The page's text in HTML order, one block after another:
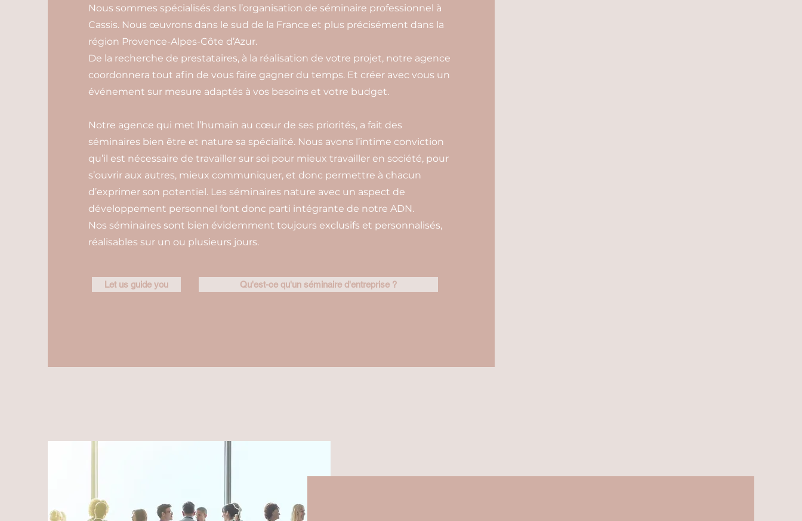
Nous sommes spécialisés dans l’organisation de séminaire professionnel à
Cassis. Nous œuvrons dans le sud de la France et plus précisément dans la
région Provence-Alpes-Côte d’Azur.
De la recherche de prestataires, à la réalisation de votre projet, notre agence
coordonnera tout afin de vous faire gagner du temps. Et créer avec vous un
événement sur mesure adaptés à vos besoins et votre budget.
Notre agence qui met l’humain au cœur de ses priorités, a fait des
séminaires bien être et nature sa spécialité. Nous avons l’intime conviction
qu’il est nécessaire de travailler sur soi pour mieux travailler en société, pour
s’ouvrir aux autres, mieux communiquer, et donc permettre à chacun
d’exprimer son potentiel. Les séminaires nature avec un aspect de
développement personnel font donc parti intégrante de notre ADN.
Nos séminaires sont bien évidemment toujours exclusifs et personnalisés,
réalisables sur un ou plusieurs jours.
Let us guide you Qu'est-ce qu'un séminaire d'entreprise ?